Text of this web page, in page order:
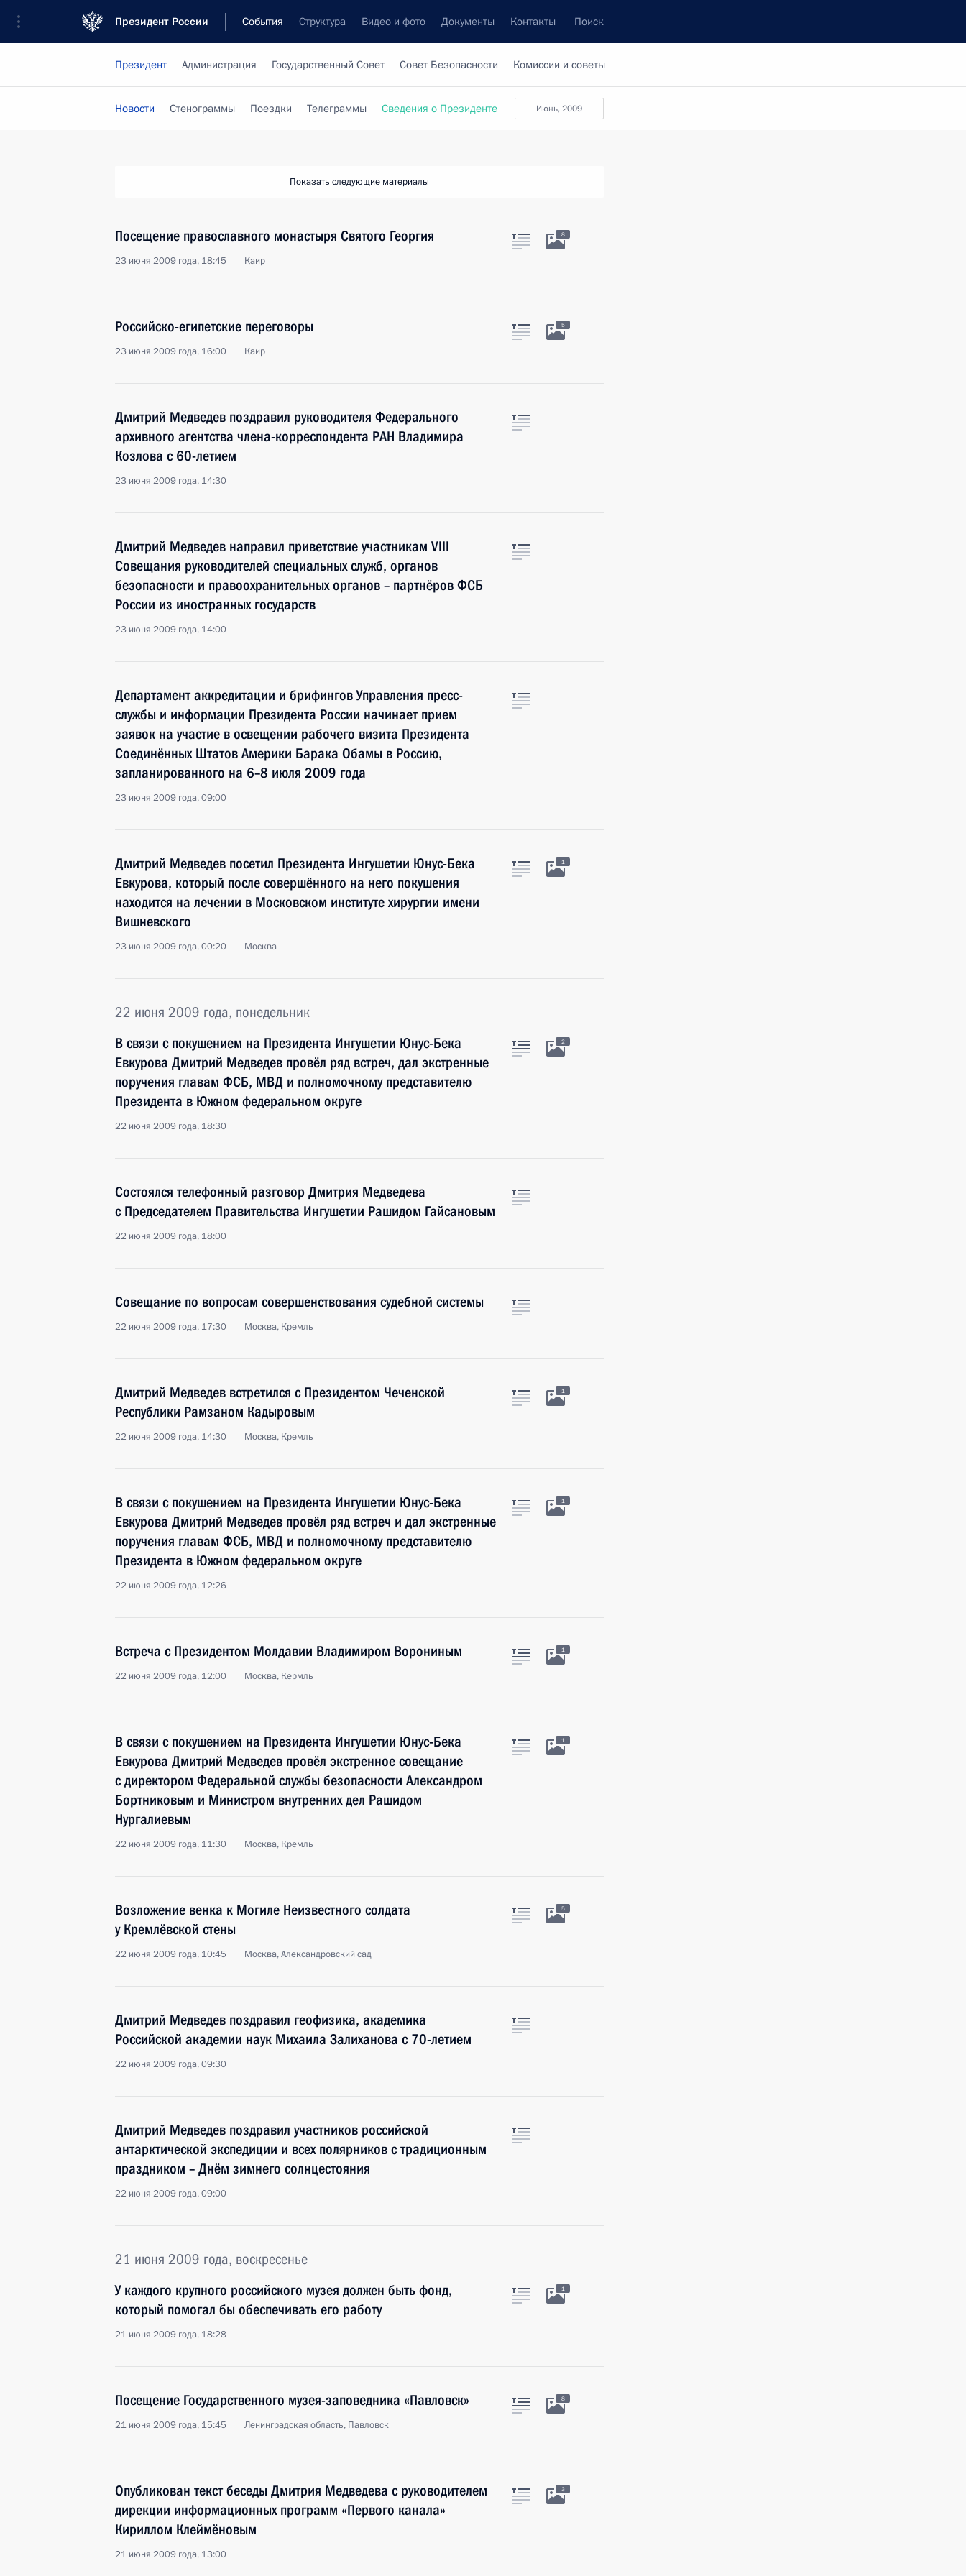
Президент России События Структура Видео и фото Документы Контакты Поиск
Президент Администрация Государственный Совет Совет Безопасности Комиссии и советы
июнь, 2009
Новости Стенограммы Поездки Телеграммы Сведения о Президенте
Показать следующие материалы
Посещение православного монастыря Святого Георгия
23 июня 2009 года, 18:45 Каир
8
Российско-египетские переговоры
23 июня 2009 года, 16:00 Каир
5
Дмитрий Медведев поздравил руководителя Федерального
архивного агентства члена-корреспондента РАН Владимира
Козлова с 60-летием
23 июня 2009 года, 14:30
Дмитрий Медведев направил приветствие участникам VIII
Совещания руководителей специальных служб, органов
безопасности и правоохранительных органов – партнёров ФСБ
России из иностранных государств
23 июня 2009 года, 14:00
Департамент аккредитации и брифингов Управления пресс-
службы и информации Президента России начинает прием
заявок на участие в освещении рабочего визита Президента
Соединённых Штатов Америки Барака Обамы в Россию,
запланированного на 6–8 июля 2009 года
23 июня 2009 года, 09:00
Дмитрий Медведев посетил Президента Ингушетии Юнус-Бека
Евкурова, который после совершённого на него покушения
находится на лечении в Московском институте хирургии имени
Вишневского
23 июня 2009 года, 00:20 Москва
1
22 июня 2009 года, понедельник
В связи с покушением на Президента Ингушетии Юнус-Бека
Евкурова Дмитрий Медведев провёл ряд встреч, дал экстренные
поручения главам ФСБ, МВД и полномочному представителю
Президента в Южном федеральном округе
22 июня 2009 года, 18:30
2
Состоялся телефонный разговор Дмитрия Медведева
с Председателем Правительства Ингушетии Рашидом Гайсановым
22 июня 2009 года, 18:00
Совещание по вопросам совершенствования судебной системы
22 июня 2009 года, 17:30 Москва, Кремль
Дмитрий Медведев встретился с Президентом Чеченской
Республики Рамзаном Кадыровым
22 июня 2009 года, 14:30 Москва, Кремль
1
В связи с покушением на Президента Ингушетии Юнус-Бека
Евкурова Дмитрий Медведев провёл ряд встреч и дал экстренные
поручения главам ФСБ, МВД и полномочному представителю
Президента в Южном федеральном округе
22 июня 2009 года, 12:26
1
Встреча с Президентом Молдавии Владимиром Ворониным
22 июня 2009 года, 12:00 Москва, Кермль
1
В связи с покушением на Президента Ингушетии Юнус-Бека
Евкурова Дмитрий Медведев провёл экстренное совещание
с директором Федеральной службы безопасности Александром
Бортниковым и Министром внутренних дел Рашидом
Нургалиевым
22 июня 2009 года, 11:30 Москва, Кремль
1
Возложение венка к Могиле Неизвестного солдата
у Кремлёвской стены
22 июня 2009 года, 10:45 Москва, Александровский сад
5
Дмитрий Медведев поздравил геофизика, академика
Российской академии наук Михаила Залиханова с 70-летием
22 июня 2009 года, 09:30
Дмитрий Медведев поздравил участников российской
антарктической экспедиции и всех полярников с традиционным
праздником – Днём зимнего солнцестояния
22 июня 2009 года, 09:00
21 июня 2009 года, воскресенье
У каждого крупного российского музея должен быть фонд,
который помогал бы обеспечивать его работу
21 июня 2009 года, 18:28
1
Посещение Государственного музея-заповедника «Павловск»
21 июня 2009 года, 15:45 Ленинградская область, Павловск
8
Опубликован текст беседы Дмитрия Медведева с руководителем
дирекции информационных программ «Первого канала»
Кириллом Клеймёновым
21 июня 2009 года, 13:00
3